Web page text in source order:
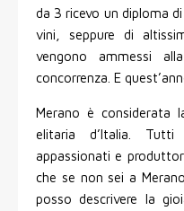
da 3 ricevo un diploma
vini, seppure di
vengono ammessi
concorrenza. E
Merano è considerata
elitaria d’Italia.
appassionati e
che se non sei a
posso descrivere la